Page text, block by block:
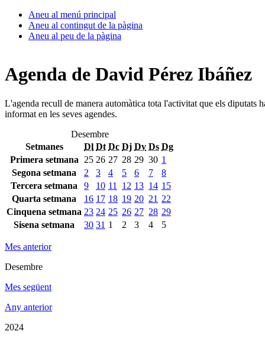
Aneu al menú principal
Aneu al contingut de la pàgina
Aneu al peu de la pàgina
Agenda de David Pérez Ibáñez
L'agenda recull de manera automàtica tota l'activitat que els diputats
informat en les seves agendes.
Desembre
Setmanes
Dl Dt Dc Dj Dv Ds Dg
Primera setmana
25 26 27 28 29 30 1
Segona setmana
2 3 4 5 6 7
8
Tercera setmana
9 10 11 12 13 14 15
Quarta setmana
16 17 18 19 20 21 22
Cinquena setmana 23 24 25 26 27 28 29
Sisena setmana
30 31 1 2 3 4 5
Mes anterior
Desembre
Mes següent
Any anterior
2024